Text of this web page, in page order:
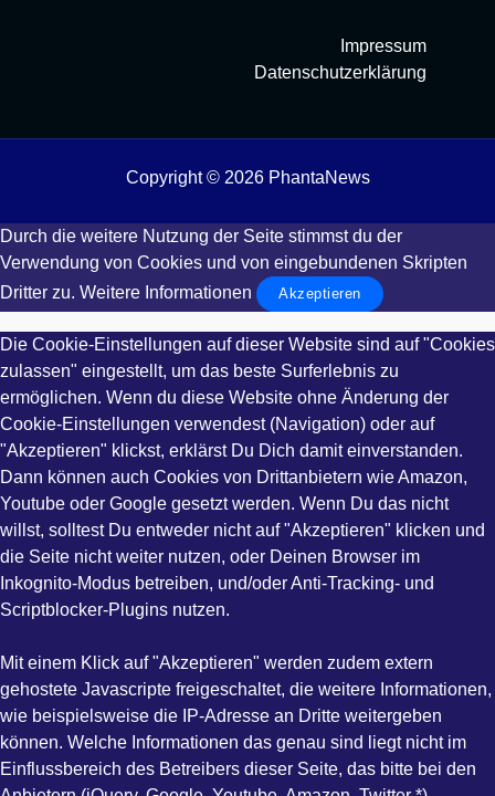
Impressum
Datenschutzerklärung
Copyright © 2026 PhantaNews
Durch die weitere Nutzung der Seite stimmst du der
Verwendung von Cookies und von eingebundenen Skripten
Dritter zu. Weitere Informationen Akzeptieren
Die Cookie-Einstellungen auf dieser Website sind auf "Cookies
zulassen" eingestellt, um das beste Surferlebnis zu
ermöglichen. Wenn du diese Website ohne Änderung der
Cookie-Einstellungen verwendest (Navigation) oder auf
"Akzeptieren" klickst, erklärst Du Dich damit einverstanden.
Dann können auch Cookies von Drittanbietern wie Amazon,
Youtube oder Google gesetzt werden. Wenn Du das nicht
willst, solltest Du entweder nicht auf "Akzeptieren" klicken und
die Seite nicht weiter nutzen, oder Deinen Browser im
Inkognito-Modus betreiben, und/oder Anti-Tracking- und
Scriptblocker-Plugins nutzen.
Mit einem Klick auf "Akzeptieren" werden zudem extern
gehostete Javascripte freigeschaltet, die weitere Informationen,
wie beispielsweise die IP-Adresse an Dritte weitergeben
können. Welche Informationen das genau sind liegt nicht im
Einflussbereich des Betreibers dieser Seite, das bitte bei den